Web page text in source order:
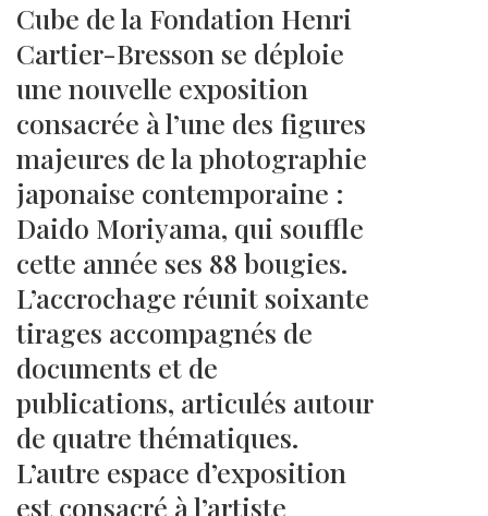
Cube de la Fondation Henri
Cartier-Bresson se déploie
une nouvelle exposition
consacrée à l’une des figures
majeures de la photographie
japonaise contemporaine :
Daido Moriyama, qui souffle
cette année ses 88 bougies.
L’accrochage réunit soixante
tirages accompagnés de
documents et de
publications, articulés autour
de quatre thématiques.
L’autre espace d’exposition
est consacré à l’artiste